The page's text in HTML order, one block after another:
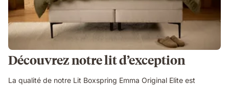
Découvrez notre lit d’exception
La qualité de notre Lit Boxspring Emma Original Elite est